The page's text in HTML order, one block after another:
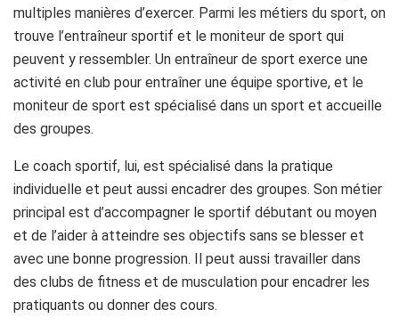
multiples manières d’exercer. Parmi les métiers du sport, on
trouve l’entraîneur sportif et le moniteur de sport qui
peuvent y ressembler. Un entraîneur de sport exerce une
activité en club pour entraîner une équipe sportive, et le
moniteur de sport est spécialisé dans un sport et accueille
des groupes.
Le coach sportif, lui, est spécialisé dans la pratique
individuelle et peut aussi encadrer des groupes. Son métier
principal est d’accompagner le sportif débutant ou moyen
et de l’aider à atteindre ses objectifs sans se blesser et
avec une bonne progression. Il peut aussi travailler dans
des clubs de fitness et de musculation pour encadrer les
pratiquants ou donner des cours.